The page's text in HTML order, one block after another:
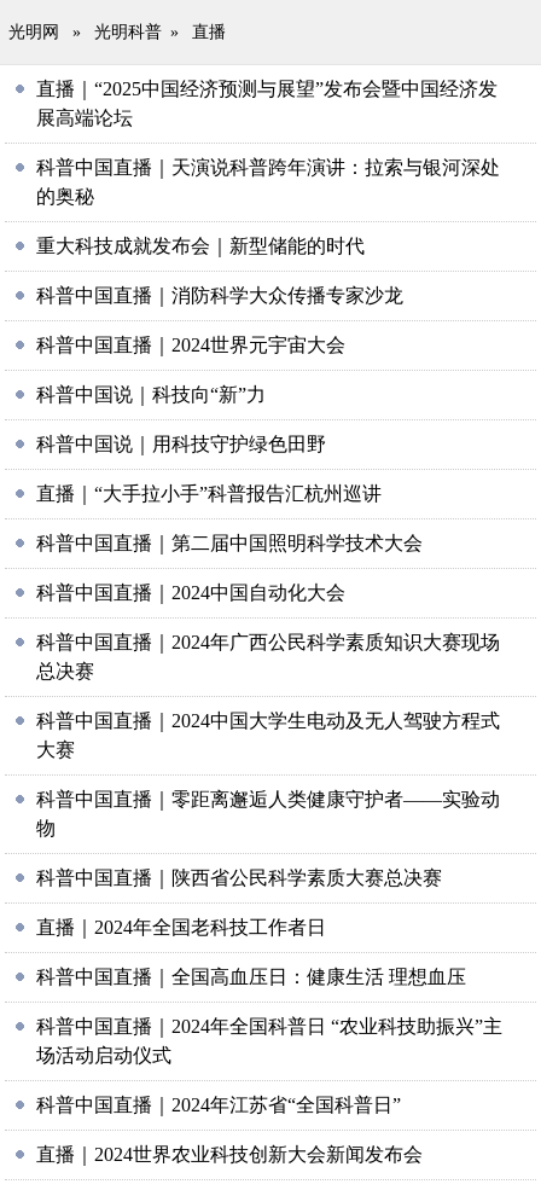
光明网 » 光明科普 » 直播
直播｜“2025中国经济预测与展望”发布会暨中国经济发
展高端论坛
科普中国直播｜天演说科普跨年演讲：拉索与银河深处
的奥秘
重大科技成就发布会｜新型储能的时代
科普中国直播｜消防科学大众传播专家沙龙
科普中国直播｜2024世界元宇宙大会
科普中国说｜科技向“新”力
科普中国说｜用科技守护绿色田野
直播｜“大手拉小手”科普报告汇杭州巡讲
科普中国直播｜第二届中国照明科学技术大会
科普中国直播｜2024中国自动化大会
科普中国直播｜2024年广西公民科学素质知识大赛现场
总决赛
科普中国直播｜2024中国大学生电动及无人驾驶方程式
大赛
科普中国直播｜零距离邂逅人类健康守护者——实验动
物
科普中国直播｜陕西省公民科学素质大赛总决赛
直播｜2024年全国老科技工作者日
科普中国直播｜全国高血压日：健康生活 理想血压
科普中国直播｜2024年全国科普日 “农业科技助振兴”主
场活动启动仪式
科普中国直播｜2024年江苏省“全国科普日”
直播｜2024世界农业科技创新大会新闻发布会